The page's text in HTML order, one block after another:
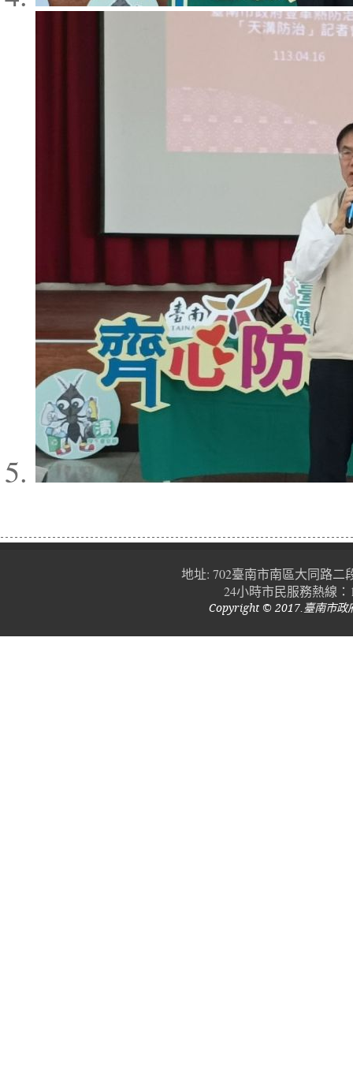
地址: 702臺南市南區大同路二
24小時市民服務熱線
Copyright © 2017.臺南市政